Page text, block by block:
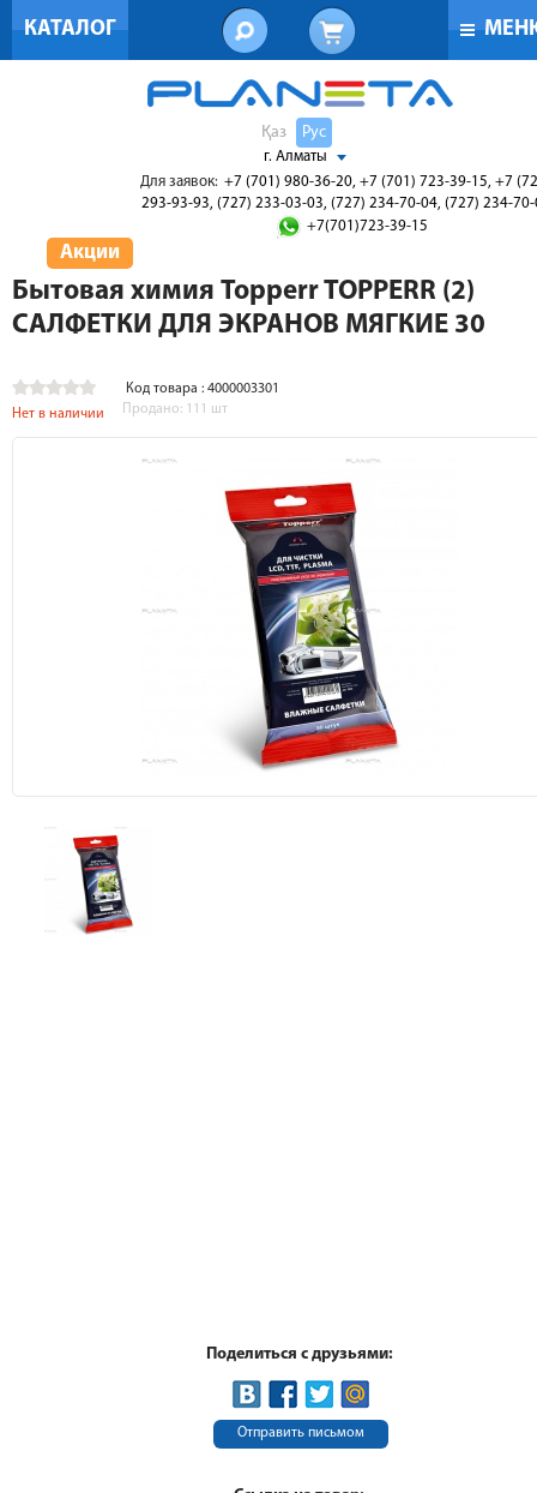
КАТАЛОГ
Қаз Рус
г. Алматы
Для заявок: +7 (701) 980-36-20, +7 (701) 723-39-15, +7
293-93-93, (727) 233-03-03, (727) 234-70-04, (727) 234-
+7(701)723-39-15
Акции
Бытовая химия Topperr TOPPERR (2)
САЛФЕТКИ ДЛЯ ЭКРАНОВ МЯГКИЕ 30
Код товара : 4000003301
Нет в наличии
Продано: 111 шт
Поделиться с друзьями:
Отправить письмом